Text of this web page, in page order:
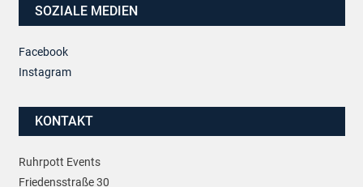
SOZIALE MEDIEN
Facebook
Instagram
KONTAKT
Ruhrpott Events
Friedensstraße 30